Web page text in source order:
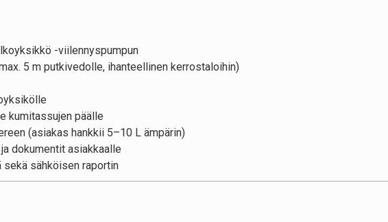
-viilennyspumpun
5 m putkivedolle, ihanteellinen kerrostaloihin)
kumitassujen päälle
(asiakas hankkii 5–10 L ämpärin)
dokumentit asiakkaalle
sekä sähköisen raportin